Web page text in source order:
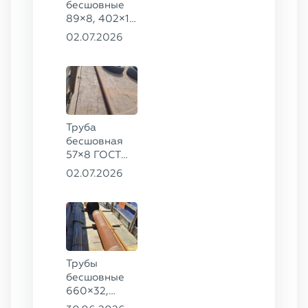
бесшовные
89×8, 402×10
ГОСТ 8732-
02.07.2026
Труба
бесшовная
57×8 ГОСТ
8732-78
02.07.2026
Трубы
бесшовные
660×32,
426×28,